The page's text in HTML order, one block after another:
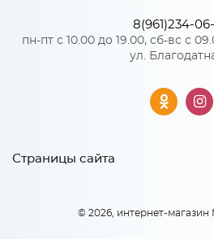
Количество упаковок: 1
8(961)234-
пн-пт с 10.00 до 19.00, сб-вс с
ул.
Страницы сайта
© 2026, интернет-